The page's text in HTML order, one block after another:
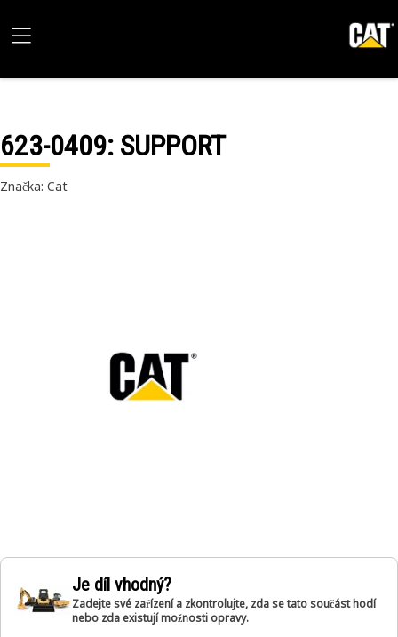
623-0409: SUPPORT
Značka: Cat
Je díl vhodný?
Zadejte své zařízení a zkontrolujte, zda se tato součást hodí
nebo zda existují možnosti opravy.